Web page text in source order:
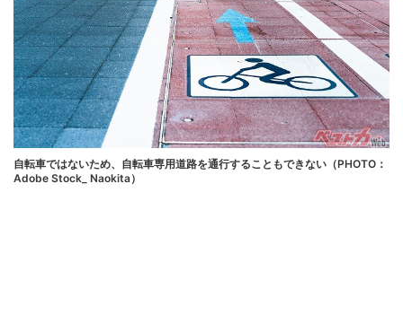
自転車ではないため、自転車専用道路を通行することもできない（PHOTO：
Adobe Stock_ Naokita）